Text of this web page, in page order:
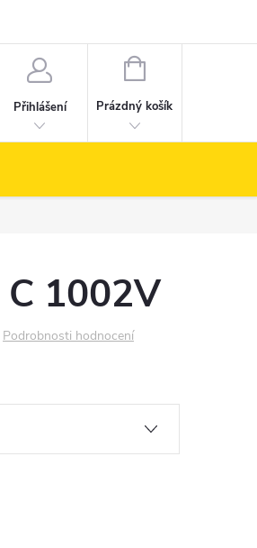
Přihlášení
NÁKUPNÍ
Prázdný košík
1002V
Podrobnosti hodnocení